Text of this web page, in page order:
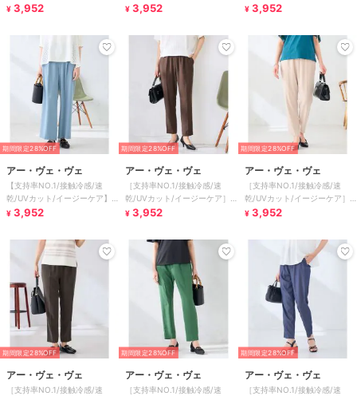
スッキリ見えワイドパンツ
¥ 3,952
スッキリ見えワイドパンツ
¥ 3,952
スッキリ見えワイドパンツ
¥ 3,952
期間限定28%OFF
アー・ヴェ・ヴェ
【支持率NO.1/接触冷感/速
乾/UVカット/イージーケア】
スッキリ見えワイドパンツ
¥ 3,952
期間限定28%OFF
アー・ヴェ・ヴェ
［支持率NO.1/接触冷感/速
乾/UVカット/イージーケア］
イージーテーパードパンツ
¥ 3,952
期間限定28%OFF
アー・ヴェ・ヴェ
［支持率NO.1/接触冷感/速
乾/UVカット/イージーケア］
イージーテーパードパンツ
¥ 3,952
期間限定28%OFF
アー・ヴェ・ヴェ
［支持率NO.1/接触冷感/速
期間限定28%OFF
アー・ヴェ・ヴェ
［支持率NO.1/接触冷感/速
期間限定28%OFF
アー・ヴェ・ヴェ
［支持率NO.1/接触冷感/速